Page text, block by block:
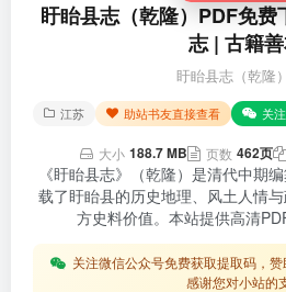
盱眙县志（乾隆）PDF免
志 | 古籍
盱眙县志（乾隆
江苏 助站书友直接查看 关
大小 188.7 MB 页数 462页
《盱眙县志》（乾隆）是清代中期
载了盱眙县的历史地理、风土人情
方史料价值。本站提供高清
关注微信公众号免费获取提取码，
感谢您对小站的